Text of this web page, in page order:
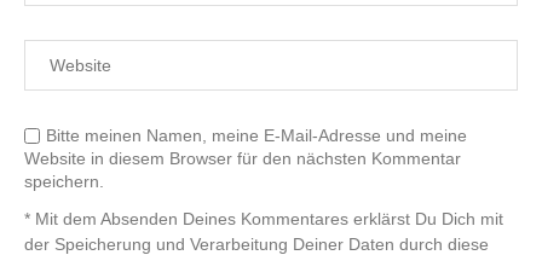
Bitte meinen Namen, meine E-Mail-Adresse und meine
Website in diesem Browser für den nächsten Kommentar
speichern.
* Mit dem Absenden Deines Kommentares erklärst Du Dich mit
der Speicherung und Verarbeitung Deiner Daten durch diese